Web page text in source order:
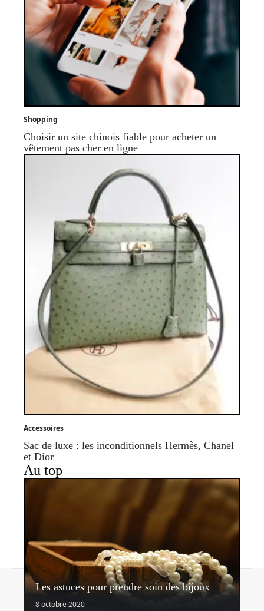
Shopping
Choisir un site chinois fiable pour acheter un
vêtement pas cher en ligne
Accessoires
Sac de luxe : les inconditionnels Hermès, Chanel
et Dior
Au top
Les astuces pour prendre soin des bijoux
8 octobre 2020
Contact Mentions légales Sitemap